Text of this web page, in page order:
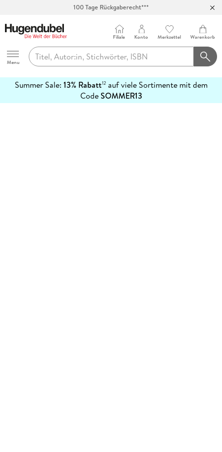
100 Tage Rückgaberecht***
Hugendubel
Menu
Filiale Konto Merkzettel Warenkorb
Summer Sale: 13% Rabatt12auf viele Sortimente mit dem
CodeSOMMER13
erfahren